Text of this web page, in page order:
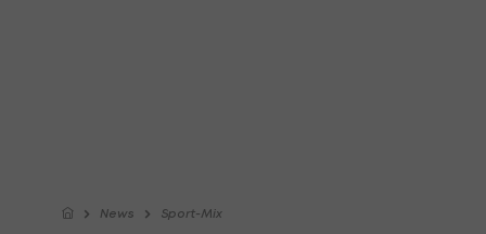
News Sport-Mix